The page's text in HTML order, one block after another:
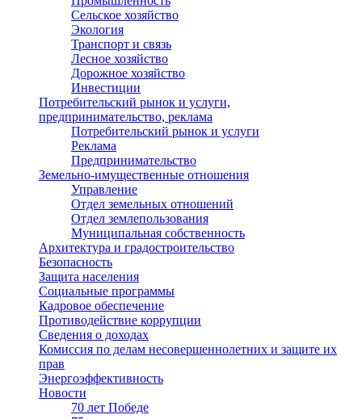
Сельское хозяйство
Экология
Транспорт и связь
Лесное хозяйство
Дорожное хозяйство
Инвестиции
Потребительский рынок и услуги,
предпринимательство, реклама
Потребительский рынок и услуги
Реклама
Предпринимательство
Земельно-имущественные отношения
Управление
Отдел земельных отношений
Отдел землепользования
Муниципальная собственность
Архитектура и градостроительство
Безопасность
Защита населения
Социальные программы
Кадровое обеспечение
Противодействие коррупции
Сведения о доходах
Комиссия по делам несовершеннолетних и защите их
прав
Энергоэффективность
Новости
70 лет Победе